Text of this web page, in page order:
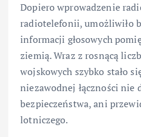
Dopiero wprowadzenie
radiotelefonii, umożliwiło
informacji głosowych
ziemią. Wraz z rosnącą
wojskowych szybko stało
niezawodnej łączności nie
bezpieczeństwa, ani
lotniczego.